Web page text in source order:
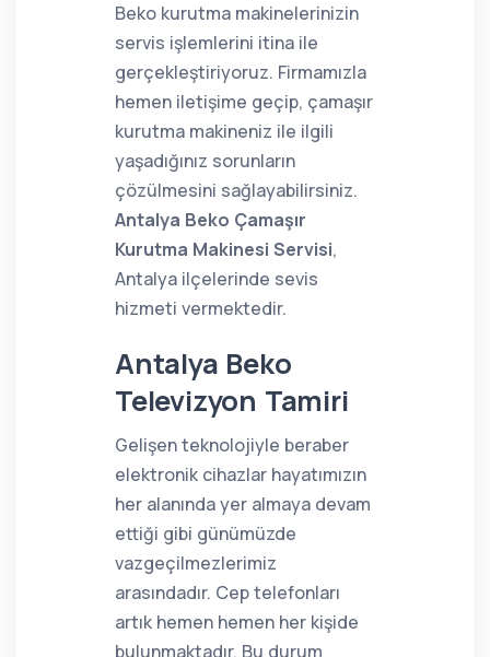
Beko kurutma makinelerinizin
servis işlemlerini itina ile
gerçekleştiriyoruz. Firmamızla
hemen iletişime geçip, çamaşır
kurutma makineniz ile ilgili
yaşadığınız sorunların
çözülmesini sağlayabilirsiniz.
Antalya Beko Çamaşır
Kurutma Makinesi Servisi,
Antalya ilçelerinde sevis
hizmeti vermektedir.
Antalya Beko
Televizyon Tamiri
Gelişen teknolojiyle beraber
elektronik cihazlar hayatımızın
her alanında yer almaya devam
ettiği gibi günümüzde
vazgeçilmezlerimiz
arasındadır. Cep telefonları
artık hemen hemen her kişide
bulunmaktadır. Bu durum